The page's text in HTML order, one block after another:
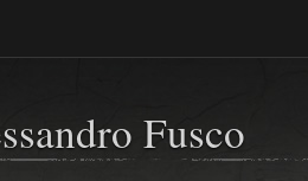
Fusco